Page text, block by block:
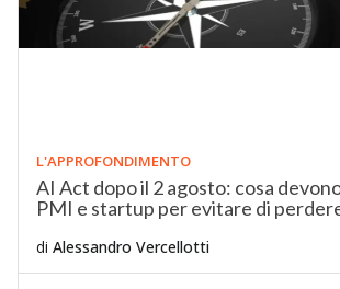
L'APPROFONDIMENTO
AI Act dopo il 2 agosto: cosa
PMI e startup per evitare di
di Alessandro Vercellotti